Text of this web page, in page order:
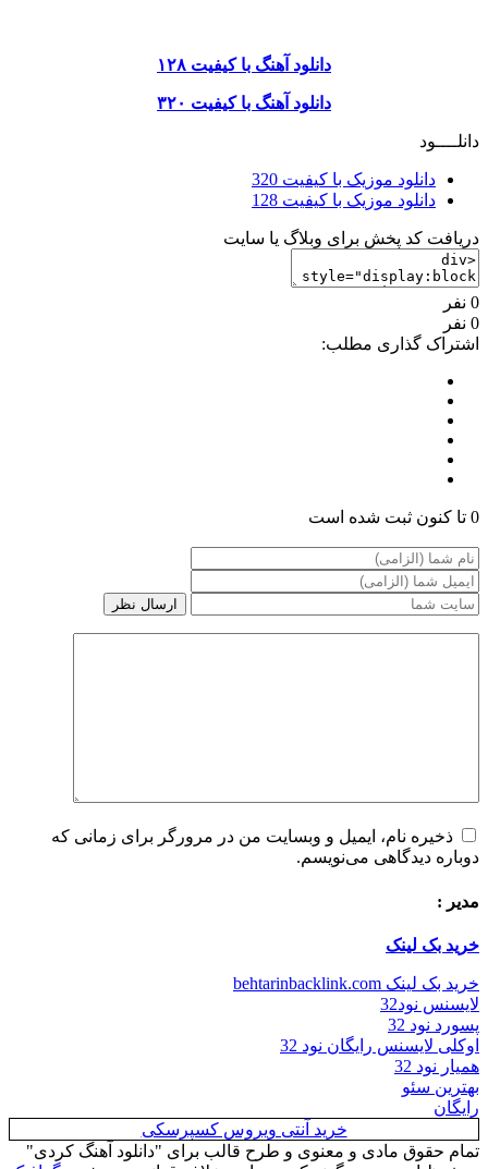
دانلود آهنگ با کیفیت ۱۲۸
دانلود آهنگ با کیفیت ۳۲۰
دانلــــود
دانلود موزیک با کیفیت 320
دانلود موزیک با کیفیت 128
دریافت کد پخش برای وبلاگ یا سایت
0 نفر
0 نفر
اشتراک گذاری مطلب:
0 تا کنون ثبت شده است
ذخیره نام، ایمیل و وبسایت من در مرورگر برای زمانی که
دوباره دیدگاهی می‌نویسم.
مدیر :
خرید بک لینک
خرید بک لینک behtarinbacklink.com
لایسنس نود32
پسورد نود 32
اوکلی لایسنس رایگان نود 32
همیار نود 32
بهترین سئو
رایگان
خرید آنتی ویروس کسپرسکی
تمام حقوق مادی و معنوی و طرح قالب برای "دانلود آهنگ کردی"